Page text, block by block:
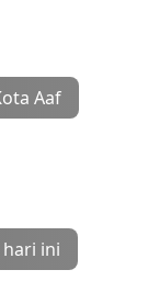
Aaf
ini